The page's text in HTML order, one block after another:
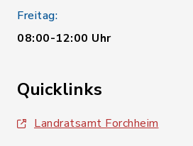
Freitag:
08:00-12:00 Uhr
Quicklinks
Landratsamt Forchheim